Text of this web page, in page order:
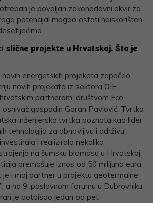
je povoljan zakonodavni okvir za
potencijal mogao ostati neiskorišten,
slične projekte u Hrvatskoj. Što je
energetskih projekata započeo
novih projekata iz sektora OIE
partnerom, društvom Eco
osnivač gospodin Goran Pavlović. Tvrtka
inženjerska tvrtka poznata kao lider
tehnologija za obnovljivu i održivu
i realizirala nekoliko
na šumsku biomasu u Hrvatskoj.
premašuje iznos od 50 milijuna eura.
je i moj partner u projektu geotermalne
a na 9. poslovnom forumu u Dubrovniku,
je potpisao jedan od pet